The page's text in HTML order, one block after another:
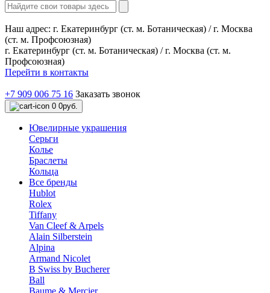
Наш адрес: г. Екатеринбург (ст. м. Ботаническая) / г. Москва
(ст. м. Профсоюзная)
г. Екатеринбург (ст. м. Ботаническая) / г. Москва (ст. м.
Профсоюзная)
Перейти в контакты
+7 909 006 75 16 Заказать звонок
0 0руб.
Ювелирные украшения
Серьги
Колье
Браслеты
Кольца
Все бренды
Hublot
Rolex
Tiffany
Van Cleef & Arpels
Alain Silberstein
Alpina
Armand Nicolet
B Swiss by Bucherer
Ball
Baume & Mercier